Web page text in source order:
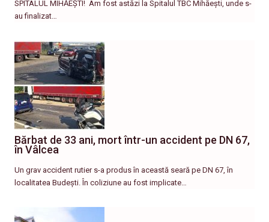
SPITALUL MIHĂEȘTI! ​ Am fost astăzi la Spitalul TBC Mihăești, unde s-
au finalizat…
Bărbat de 33 ani, mort într-un accident pe DN 67,
în Vâlcea
Un grav accident rutier s-a produs în această seară pe DN 67, în
localitatea Budești. În coliziune au fost implicate…